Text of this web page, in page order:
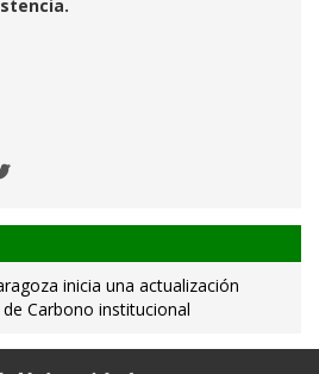
inicia una actualización
Carbono institucional